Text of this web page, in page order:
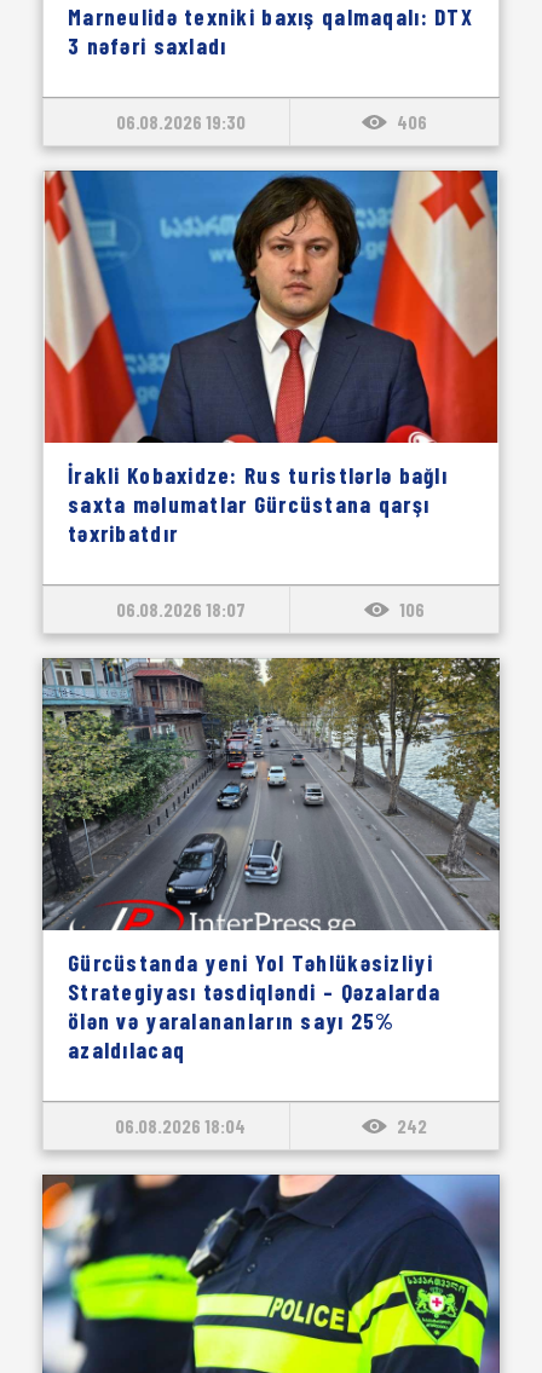
Marneulidə texniki baxış qalmaqalı: DTX
3 nəfəri saxladı
06.08.2026 19:30 406
İrakli Kobaxidze: Rus turistlərlə bağlı
saxta məlumatlar Gürcüstana qarşı
təxribatdır
06.08.2026 18:07 106
Gürcüstanda yeni Yol Təhlükəsizliyi
Strategiyası təsdiqləndi – Qəzalarda
ölən və yaralananların sayı 25%
azaldılacaq
06.08.2026 18:04 242